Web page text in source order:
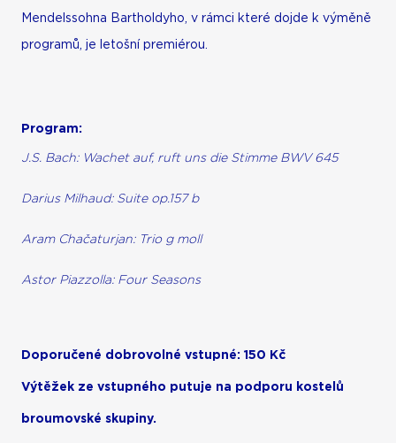
Mendelssohna Bartholdyho, v rámci které dojde k výměně
programů, je letošní premiérou.
Program:
J.S. Bach: Wachet auf, ruft uns die Stimme BWV 645
Darius Milhaud: Suite op.157 b
Aram Chačaturjan: Trio g moll
Astor Piazzolla: Four Seasons
Doporučené dobrovolné vstupné: 150 Kč
Výtěžek ze vstupného putuje na podporu kostelů
broumovské skupiny.